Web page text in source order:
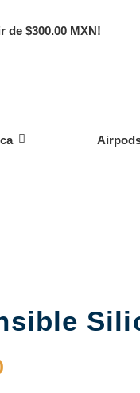
de $300.00 MXN!